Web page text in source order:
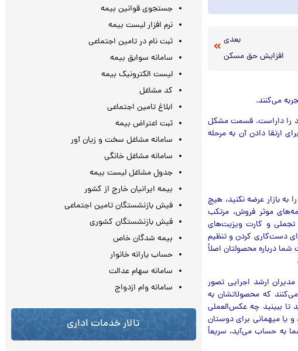
بعدی
افزایش حق مسکن
می‌کنند.
را داراست. قسمت مشکل
ارتقا دادن آن به مرحله
بازار عرضه نکنید، هیچ
موثر فروش، مرتکب
لوگوهای تجملی و کارت ویزیت‌های
دست‌کاری کردن و تنظیم
درباره محصولتان اصلاً
ارشد اجرایی تصور
که محصولاتشان به
تا ببینید چه عکس‌العملی
یا میهمانی برای دوستان
به حساب می‌آید، سریعاً
جستجوی قوانین بیمه
نرم افزار لیست بیمه
ثبت نام در تامین اجتماعی
سامانه سوابق بیمه
لیست الکترونیک بیمه
کد مشاغل
ابلاغ تامین اجتماعی
ثبت اعتراض بیمه
سامانه مشاغل سخت و زیان آور
سامانه مشاغل خانگی
جدول مشاغل لیست بیمه
بیمه ایرانیان خارج از کشور
فیش بازنشستگان تامین اجتماعی
فیش بازنشستگان کشوری
بیمه شدگان خاص
حساب یارانه خانوار
سامانه سهام عدالت
سامانه وام ازدواج
تالار خدمات اداری